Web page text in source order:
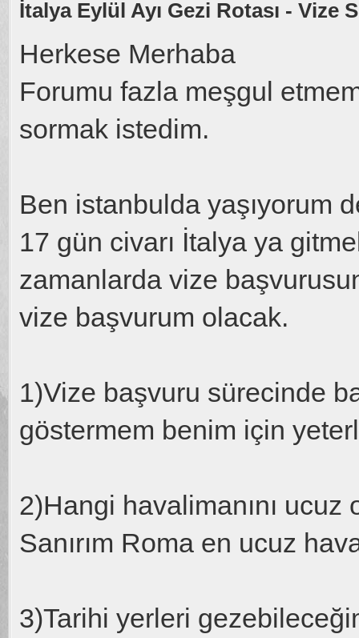
İtalya Eylül Ayı Gezi Rotası - Vize
Herkese Merhaba
Forumu fazla meşgul
sormak istedim.
Ben istanbulda yaşıyorum
17 gün civarı İtalya ya
zamanlarda vize
vize başvurum olacak.
1)Vize başvuru sürecinde
göstermem benim için
2)Hangi havalimanını ucuz
Sanırım Roma en ucuz
3)Tarihi yerleri